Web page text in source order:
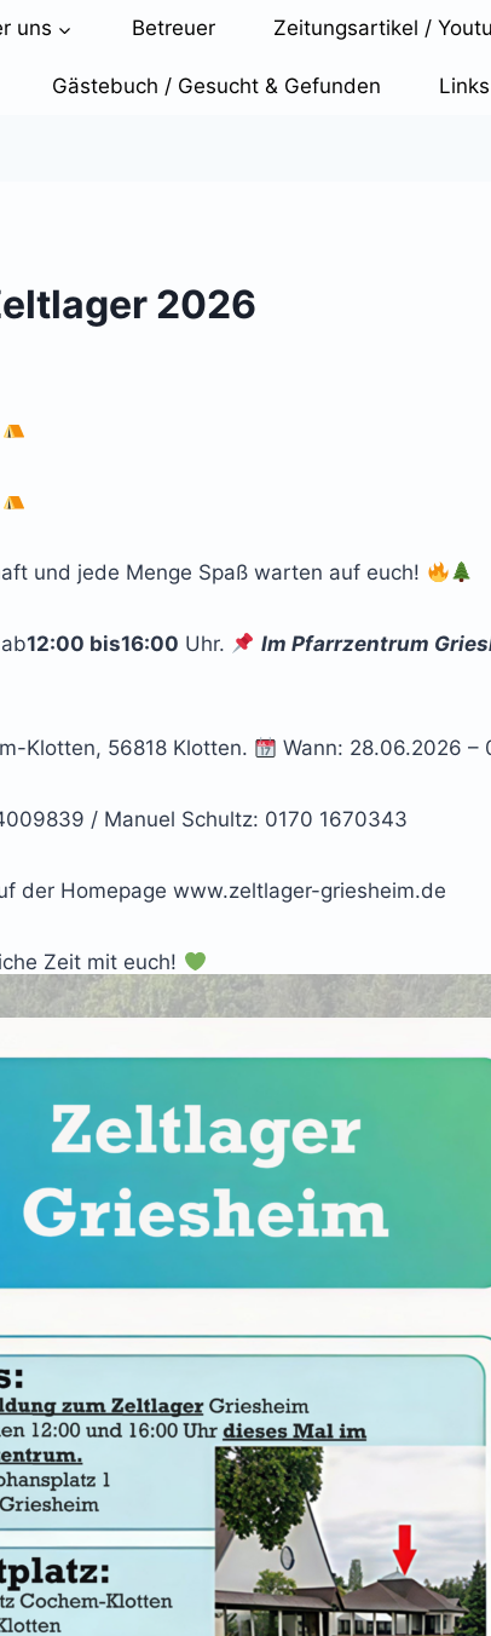
uns Betreuer Zeitungsartikel /
Gästebuch / Gesucht & Gefunden Links
2026
und jede Menge Spaß warten auf euch!
ab12:00 bis16:00 Uhr.
Im Pfarrzentrum
Klotten, 56818 Klotten. Wann: 28.06.2026 –
/ Manuel Schultz: 0170 1670343
der Homepage www.zeltlager-griesheim.de
Zeit mit euch!